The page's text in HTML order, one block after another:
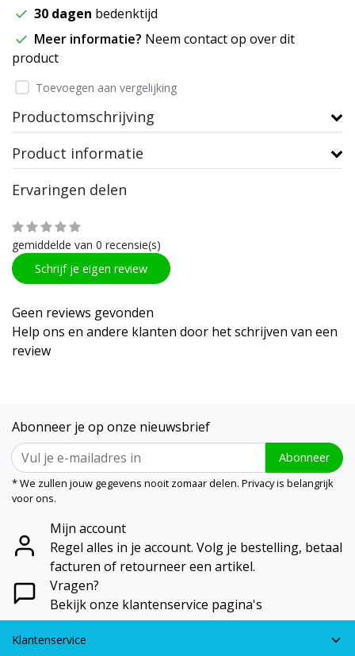
30 dagen bedenktijd
Meer informatie? Neem contact op over dit
product
Toevoegen aan vergelijking
Productomschrijving
Product informatie
Ervaringen delen
gemiddelde van 0 recensie(s)
Schrijf je eigen review
Geen reviews gevonden
Help ons en andere klanten door het schrijven van een
review
Abonneer je op onze nieuwsbrief
Abonneer
* We zullen jouw gegevens nooit zomaar delen. Privacy is belangrijk
voor ons.
Mijn account
Regel alles in je account. Volg je bestelling, betaal
facturen of retourneer een artikel.
Vragen?
Bekijk onze klantenservice pagina's
Klantenservice